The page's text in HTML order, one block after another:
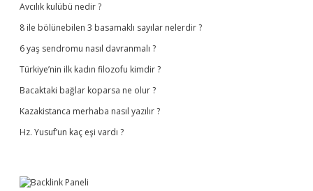
Avcılık kulübü nedir ?
8 ile bölünebilen 3 basamaklı sayılar nelerdir ?
6 yaş sendromu nasıl davranmalı ?
Türkiye’nin ilk kadın filozofu kimdir ?
Bacaktaki bağlar koparsa ne olur ?
Kazakistanca merhaba nasıl yazılır ?
Hz. Yusuf’un kaç eşi vardı ?